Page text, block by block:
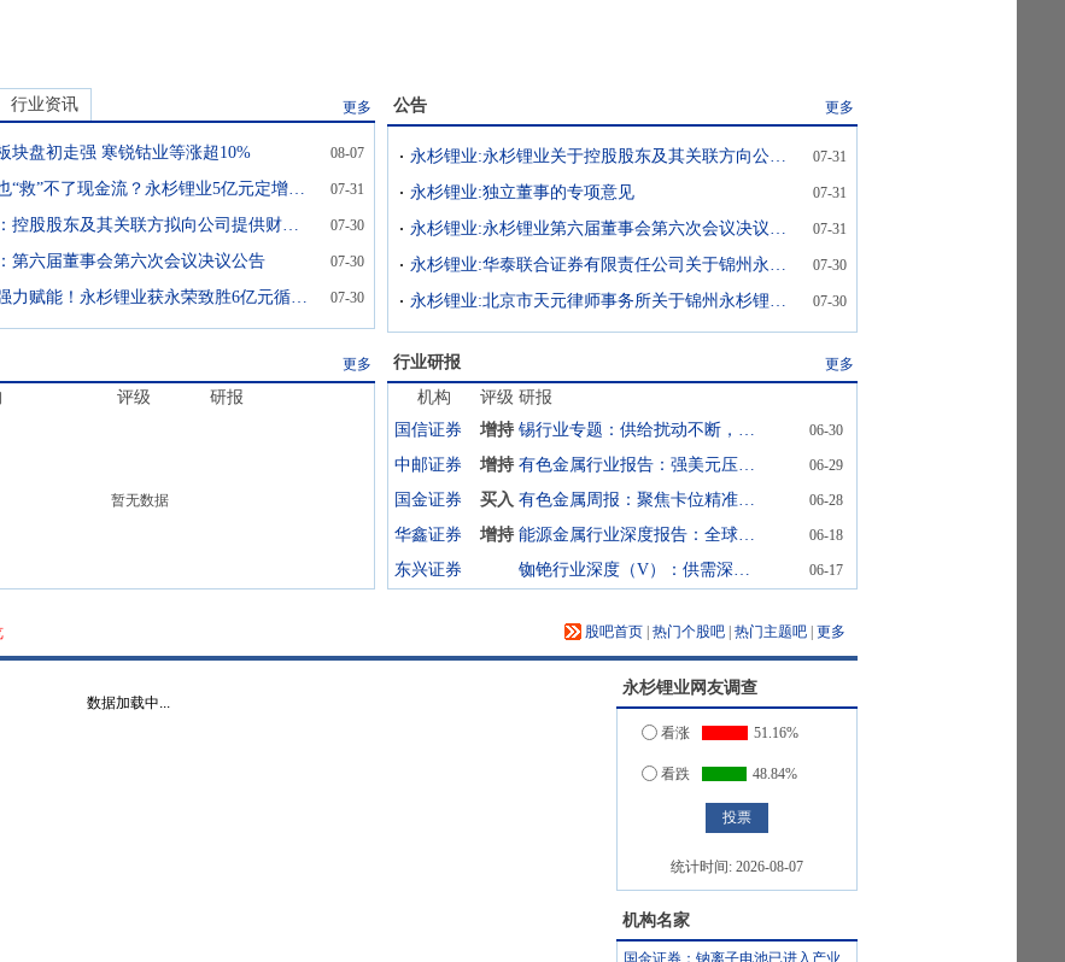
行业资讯 更多
块盘初走强 寒锐钴业等涨超10% 08-07
锂价反弹也“救”不了现金流？永杉锂业5亿元定增背后，近20亿元资金缺口“悬顶” 07-31
永杉锂业：控股股东及其关联方拟向公司提供财务资助不超6亿元 07-30
第六届董事会第六次会议决议公告 07-30
控股股东强力赋能！永杉锂业获永荣致胜6亿元循环财务资助，无担保、低利率降低融资成本 07-30
公告 更多
永杉锂业:永杉锂业关于控股股东及其关联方向公司提供财务资助的公告 07-31
永杉锂业:独立董事的专项意见 07-31
永杉锂业:永杉锂业第六届董事会第六次会议决议公告 07-31
永杉锂业:华泰联合证券有限责任公司关于锦州永杉锂业股份有限公司向特定对象发行股票之上市保荐书 07-30
永杉锂业:北京市天元律师事务所关于锦州永杉锂业股份有限公司向特定对象发行股票之法律意见书 07-30
更多
评级 研报
暂无数据
行业研报 更多
机构 评级 研报
国信证券
增持 锡行业专题：供给扰动不断，AI需求成为核心新兴力量 06-30
中邮证券 增持 有色金属行业报告：强美元压制，有色继续寻底 06-29
国金证券 买入 有色金属周报：聚焦卡位精准、需求高增的AI材料 06-28
华鑫证券 增持 能源金属行业深度报告：全球锂资源供应全面盘点 06-18
东兴证券 铷铯行业深度（V）：供需深度拆分下的行业发展窥探-上游刚性供给的垄断与下游科技消费的迭代 06-17
股吧首页 热门个股吧 热门主题吧 更多
永杉锂业网友调查
看涨 51.16%
看跌 48.84%
统计时间: 2026-08-07
机构名家
国金证券：钠离子电池已进入产业